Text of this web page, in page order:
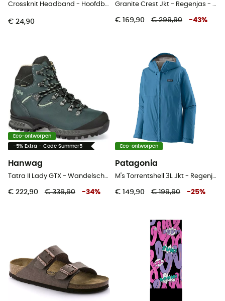
Crossknit Headband - Hoofdband
€ 24,90
Granite Crest Jkt - Regenjas - Heren
€ 169,90 € 299,90 -43%
Eco-ontworpen
-5% Extra - Code Summer5
Hanwag
Tatra II Lady GTX - Wandelschoenen Dames
€ 222,90 € 339,90 -34%
Eco-ontworpen
Patagonia
M's Torrentshell 3L Jkt - Regenjack - Heren
€ 149,90 € 199,90 -25%